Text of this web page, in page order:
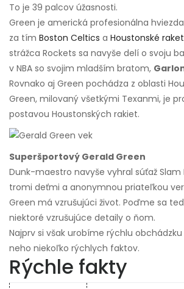
To je 39 palcov úžasnosti.
Green je americká profesionálna hviezda
za tím Boston Celtics a Houstonské
strážca Rockets sa navyše delí o svoju
v NBA so svojim mladším bratom,
Rovnako aj Green pochádza z oblasti
Green, milovaný všetkými Texanmi, je
postavou Houstonských rakiet.
Superšportový Gerald Green
Dunk-maestro navyše vyhral súťaž Slam
tromi deťmi a anonymnou priateľkou
Green má vzrušujúci život. Poďme sa
niektoré vzrušujúce detaily o ňom.
Najprv si však urobíme rýchlu
neho niekoľko rýchlych faktov.
Rýchle fakty